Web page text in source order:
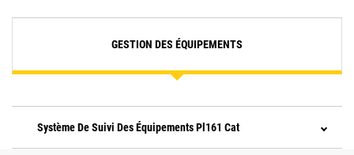
GESTION DES ÉQUIPEMENTS
Système De Suivi Des Équipements Pl161 Cat